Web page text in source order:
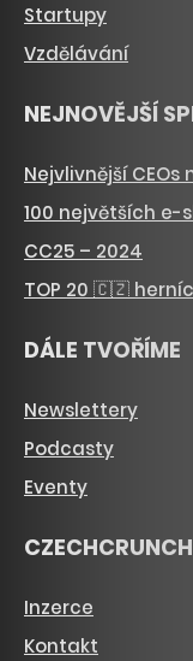
Startupy
Vzdělávání
NEJNOVĚJŠÍ
Nejvlivnější CEOs
100 největších e-
CC25 – 2024
TOP 20 🇨🇿
DÁLE TVOŘÍME
Newslettery
Podcasty
Eventy
CZECHCRUNCH
Inzerce
Kontakt